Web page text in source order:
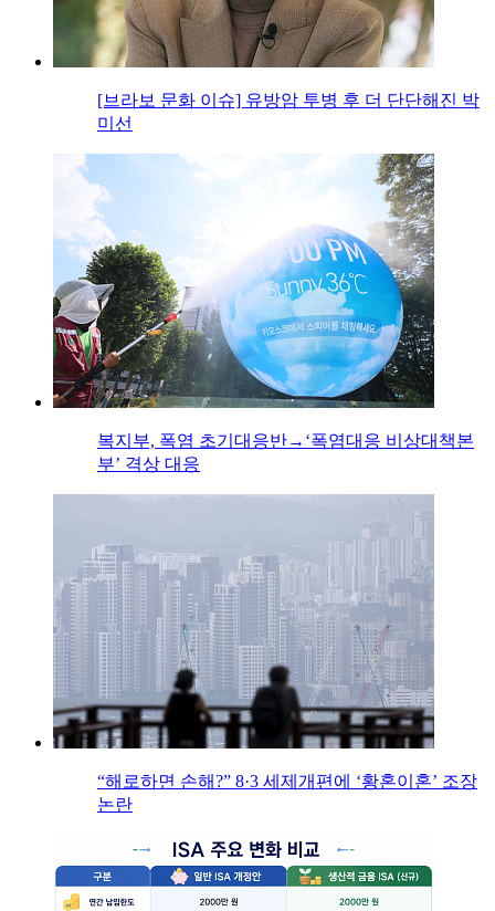
[브라보 문화 이슈] 유방암 투병 후 더 단단해진 박
미선
복지부, 폭염 초기대응반→‘폭염대응 비상대책본
부’ 격상 대응
“해로하면 손해?” 8·3 세제개편에 ‘황혼이혼’ 조장
논란